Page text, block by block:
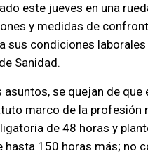
este jueves en una
y medidas de
sus condiciones
Sanidad.
asuntos, se quejan de que
marco de la profesión
de 48 horas y
hasta 150 horas más; no